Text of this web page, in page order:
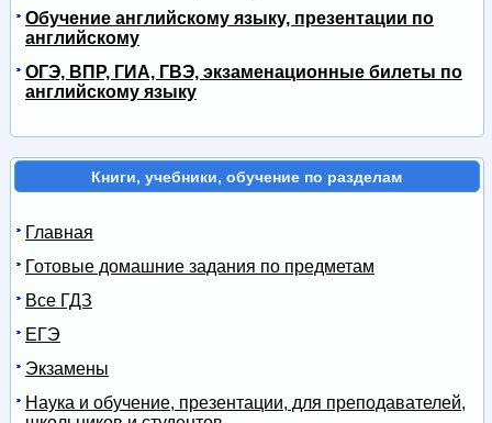
Обучение английскому языку, презентации по
английскому
ОГЭ, ВПР, ГИА, ГВЭ, экзаменационные билеты по
английскому языку
Книги, учебники, обучение по разделам
Главная
Готовые домашние задания по предметам
Все ГДЗ
ЕГЭ
Экзамены
Наука и обучение, презентации, для преподавателей,